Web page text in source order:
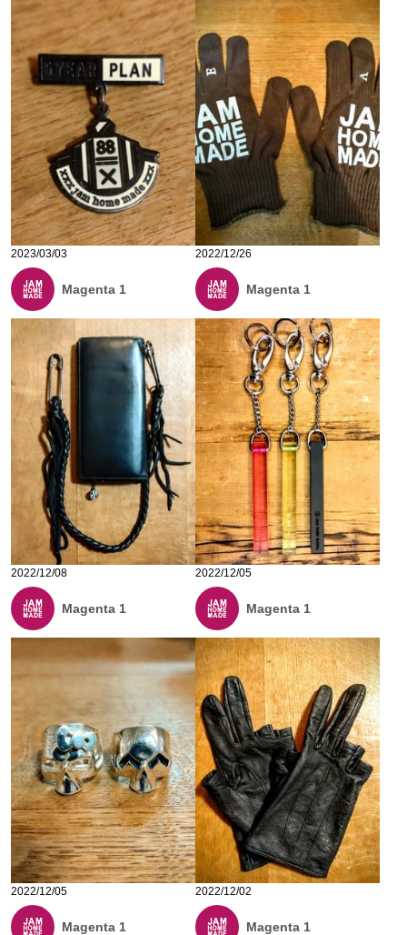
2023/03/03
Magenta 1
2022/12/26
Magenta 1
2022/12/08
Magenta 1
2022/12/05
Magenta 1
2022/12/05
Magenta 1
2022/12/02
Magenta 1